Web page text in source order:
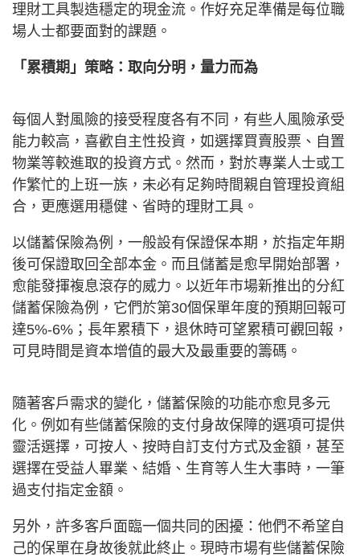
理財工具製造穩定的現金流。作好充足準備是每位職
場人士都要面對的課題。
「累積期」策略：取向分明，量力而為
每個人對風險的接受程度各有不同，有些人風險承受
能力較高，喜歡自主性投資，如選擇買賣股票、自置
物業等較進取的投資方式。然而，對於專業人士或工
作繁忙的上班一族，未必有足夠時間親自管理投資組
合，更應選用穩健、省時的理財工具。
以儲蓄保險為例，一般設有保證保本期，於指定年期
後可保證取回全部本金。而且儲蓄是愈早開始部署，
愈能發揮複息滾存的威力。以近年市場新推出的分紅
儲蓄保險為例，它們於第30個保單年度的預期回報可
達5%-6%；長年累積下，退休時可望累積可觀回報，
可見時間是資本增值的最大及最重要的籌碼。
隨著客戶需求的變化，儲蓄保險的功能亦愈見多元
化。例如有些儲蓄保險的支付身故保障的選項可提供
靈活選擇，可按人、按時自訂支付方式及金額，甚至
選擇在受益人畢業、結婚、生育等人生大事時，一筆
過支付指定金額。
另外，許多客戶面臨一個共同的困擾：他們不希望自
己的保單在身故後就此終止。現時市場有些儲蓄保險